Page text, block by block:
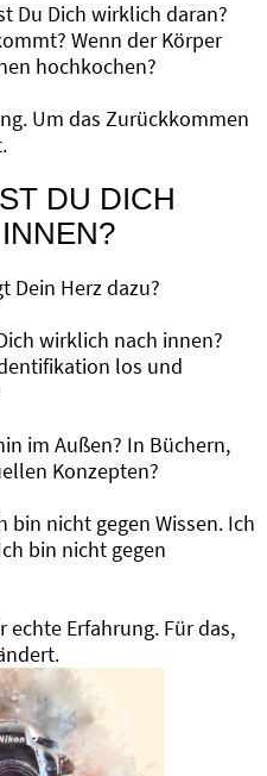
Du Dich wirklich daran?
Wenn der Körper
hochkochen?
Um das Zurückkommen
DU DICH
Dein Herz dazu?
wirklich nach innen?
los und
im Außen? In Büchern,
Konzepten?
bin nicht gegen Wissen. Ich
bin nicht gegen
echte Erfahrung. Für das,